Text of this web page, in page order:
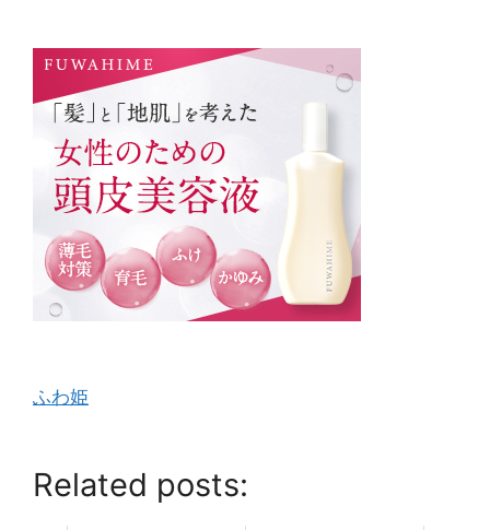
ふわ姫
Related posts: